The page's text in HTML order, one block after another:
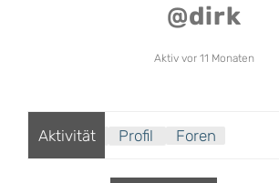
@dirk
Aktiv vor 11 Monaten
Aktivität Profil Foren